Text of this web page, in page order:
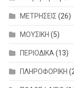
ΜΕΤΡΗΣΕΙΣ (26)
ΜΟΥΣΙΚΗ (5)
ΠΕΡΙΟΔΙΚΑ(13)
ΠΛΗΡΟΦΟΡΙΚΗ